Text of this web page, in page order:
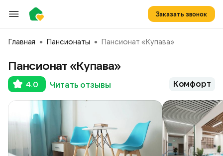
Заказать звонок
Главная Пансионаты Пансионат «Купава»
Комфорт
Читать отзывы
4.0
Пансионат «Купава»